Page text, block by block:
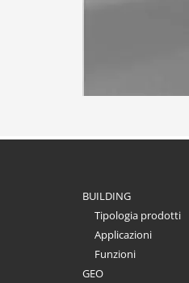
BUILDING
Tipologia prodotti
Applicazioni
Funzioni
GEO